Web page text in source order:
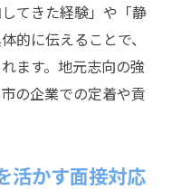
てきた経験」や「静
的に伝えることで、
ます。地元志向の強
の企業での定着や貢
活かす面接対応